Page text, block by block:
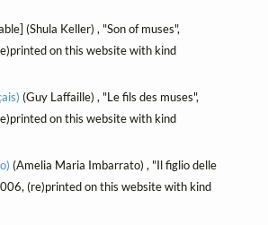
(Shula Keller) , "Son of muses",
on this website with kind
(Guy Laffaille) , "Le fils des muses",
on this website with kind
(Amelia Maria Imbarrato) , "Il figlio delle
(re)printed on this website with kind